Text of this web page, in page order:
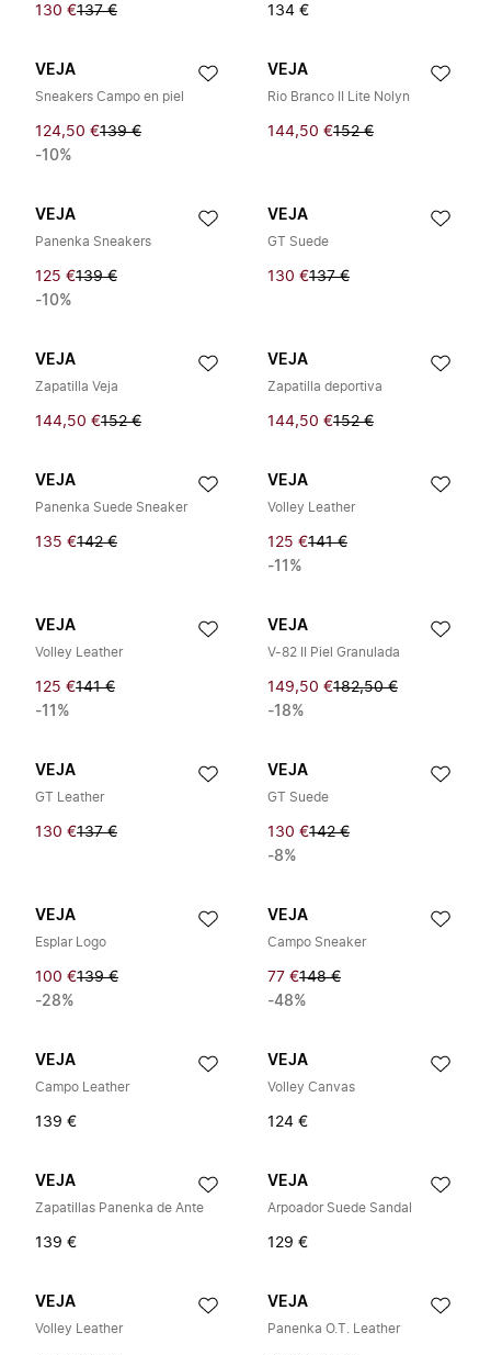
130 €137 € 134 €
VEJA
Sneakers Campo en piel
124,50 €139 €
-10%
VEJA
Rio Branco II Lite Nolyn
144,50 €152 €
VEJA
Panenka Sneakers
125 €139 €
-10%
VEJA
GT Suede
130 €137 €
VEJA
Zapatilla Veja
144,50 €152 €
VEJA
Zapatilla deportiva
144,50 €152 €
VEJA
Panenka Suede Sneaker
135 €142 €
VEJA
Volley Leather
125 €141 €
-11%
VEJA
Volley Leather
125 €141 €
-11%
VEJA
V-82 II Piel Granulada
149,50 €182,50 €
-18%
VEJA
GT Leather
130 €137 €
VEJA
GT Suede
130 €142 €
-8%
VEJA
Esplar Logo
100 €139 €
-28%
VEJA
Campo Sneaker
77 €148 €
-48%
VEJA
Campo Leather
139 €
VEJA
Volley Canvas
124 €
VEJA
Zapatillas Panenka de Ante
139 €
VEJA
Arpoador Suede Sandal
129 €
VEJA
Volley Leather
VEJA
Panenka O.T. Leather